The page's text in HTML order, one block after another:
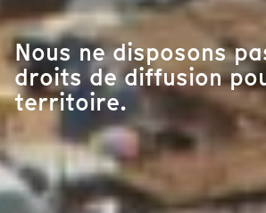
Nous ne disposons
droits de diffusion
territoire.